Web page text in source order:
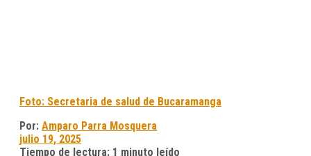
Foto: Secretaria de salud de Bucaramanga
Por: Amparo Parra Mosquera
julio 19, 2025
Tiempo de lectura: 1 minuto leído